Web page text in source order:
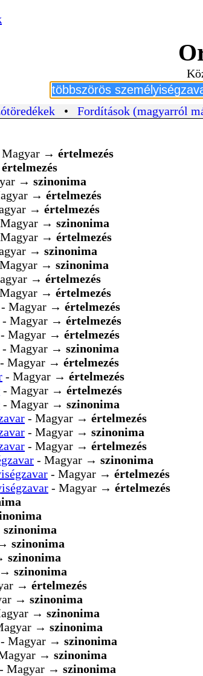
• Fordítások (magyarról
→ értelmezés
értelmezés
→ szinonima
→ értelmezés
→ értelmezés
→ szinonima
→ értelmezés
→ szinonima
→ szinonima
→ értelmezés
→ értelmezés
- Magyar → értelmezés
- Magyar → értelmezés
- Magyar → értelmezés
- Magyar → szinonima
- Magyar → értelmezés
- Magyar → értelmezés
- Magyar → értelmezés
- Magyar → szinonima
- Magyar → értelmezés
- Magyar → szinonima
- Magyar → értelmezés
- Magyar → szinonima
- Magyar → értelmezés
- Magyar → értelmezés
szinonima
szinonima
szinonima
szinonima
→ értelmezés
→ szinonima
→ szinonima
→ szinonima
- Magyar → szinonima
→ szinonima
- Magyar → szinonima